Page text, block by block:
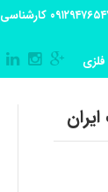
آدرس کارگاه تولیدی: تهران-شهریار کوی گلستان پلاک 55 آدرس فروشگاه:تهران شهر قدس شهرک فرزان بلوار معلم پلاک 56 شماره تماس کارگاه ۰۲۱_۴۶۸۳۵۱۸۸ تماس با مدیر فروش ۰۹۱۲۹۴۷۶۵۴۷ کارشناسی